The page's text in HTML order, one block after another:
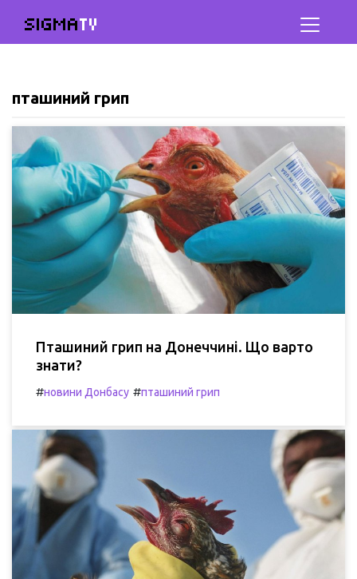
SIGMATV
пташиний грип
Пташиний грип на Донеччині. Що варто
знати?
#новини Донбасу #пташиний грип